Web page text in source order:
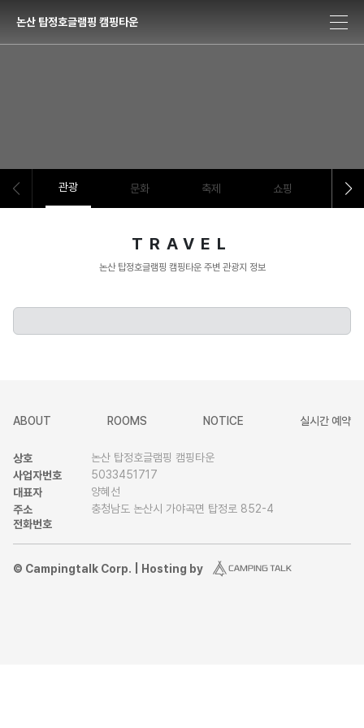
논산 탑정호글램핑 캠핑타운
관광 문화 축제 쇼핑 음식
TRAVEL
논산 탑정호글램핑 캠핑타운 주변 관광지 정보
ABOUT ROOMS NOTICE 실시간 예약
상호
논산 탑정호글램핑 캠핑타운
사업자번호
5033451717
대표자
양혜선
주소
충청남도 논산시 가야곡면 탑정로 852-4
전화번호
© Campingtalk Corp. | Hosting by